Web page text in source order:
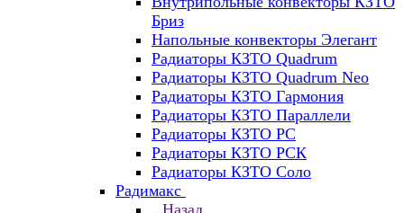
Бриз
Напольные конвекторы Элегант
Радиаторы КЗТО Quadrum
Радиаторы КЗТО Quadrum Neo
Радиаторы КЗТО Гармония
Радиаторы КЗТО Параллели
Радиаторы КЗТО РС
Радиаторы КЗТО РСК
Радиаторы КЗТО Соло
Радимакс
Назад